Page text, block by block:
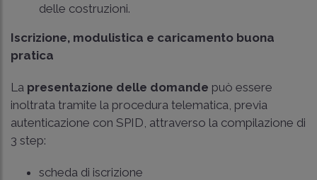
delle costruzioni.
Iscrizione, modulistica e caricamento buona
pratica
La presentazione delle domande può essere
inoltrata tramite la procedura telematica, previa
autenticazione con SPID, attraverso la compilazione di
3 step:
scheda di iscrizione